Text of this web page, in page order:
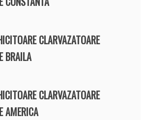
CLARVAZATOARE
BRAILA
CLARVAZATOARE
AMERICA